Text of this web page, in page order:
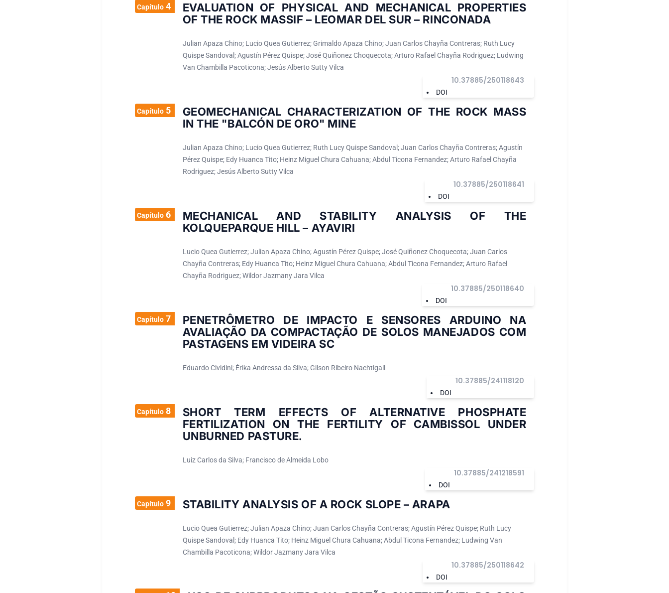
Capítulo4
EVALUATION OF PHYSICAL AND MECHANICAL PROPERTIES
OF THE ROCK MASSIF – LEOMAR DEL SUR – RINCONADA
Julian Apaza Chino; Lucio Quea Gutierrez; Grimaldo Apaza Chino; Juan Carlos Chayña Contreras; Ruth Lucy
Quispe Sandoval; Agustín Pérez Quispe; José Quiñonez Choquecota; Arturo Rafael Chayña Rodriguez; Ludwing
Van Chambilla Pacoticona; Jesús Alberto Sutty Vilca
DOI
10.37885/250118643
Capítulo5
GEOMECHANICAL CHARACTERIZATION OF THE ROCK MASS
IN THE "BALCÓN DE ORO" MINE
Julian Apaza Chino; Lucio Quea Gutierrez; Ruth Lucy Quispe Sandoval; Juan Carlos Chayña Contreras; Agustín
Pérez Quispe; Edy Huanca Tito; Heinz Miguel Chura Cahuana; Abdul Ticona Fernandez; Arturo Rafael Chayña
Rodriguez; Jesús Alberto Sutty Vilca
DOI
10.37885/250118641
Capítulo6
MECHANICAL AND STABILITY ANALYSIS OF THE
KOLQUEPARQUE HILL – AYAVIRI
Lucio Quea Gutierrez; Julian Apaza Chino; Agustín Pérez Quispe; José Quiñonez Choquecota; Juan Carlos
Chayña Contreras; Edy Huanca Tito; Heinz Miguel Chura Cahuana; Abdul Ticona Fernandez; Arturo Rafael
Chayña Rodriguez; Wildor Jazmany Jara Vilca
DOI
10.37885/250118640
Capítulo7
PENETRÔMETRO DE IMPACTO E SENSORES ARDUINO NA
AVALIAÇÃO DA COMPACTAÇÃO DE SOLOS MANEJADOS COM
PASTAGENS EM VIDEIRA SC
Eduardo Cividini; Érika Andressa da Silva; Gilson Ribeiro Nachtigall
DOI
10.37885/241118120
Capítulo8
SHORT TERM EFFECTS OF ALTERNATIVE PHOSPHATE
FERTILIZATION ON THE FERTILITY OF CAMBISSOL UNDER
UNBURNED PASTURE.
Luiz Carlos da Silva; Francisco de Almeida Lobo
DOI
10.37885/241218591
Capítulo9 STABILITY ANALYSIS OF A ROCK SLOPE – ARAPA
Lucio Quea Gutierrez; Julian Apaza Chino; Juan Carlos Chayña Contreras; Agustín Pérez Quispe; Ruth Lucy
Quispe Sandoval; Edy Huanca Tito; Heinz Miguel Chura Cahuana; Abdul Ticona Fernandez; Ludwing Van
Chambilla Pacoticona; Wildor Jazmany Jara Vilca
DOI
10.37885/250118642